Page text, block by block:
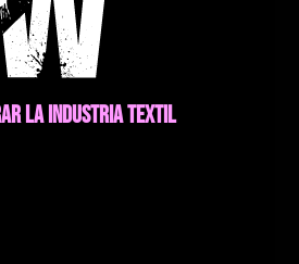
LA INDUSTRIA TEXTIL